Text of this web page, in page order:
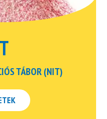
TÁBOR (NIT)